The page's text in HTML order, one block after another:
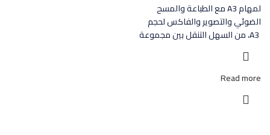
لمهام A3 مع الطباعة والمسح
الضوئي والتصوير والفاكس لحجم
A3 ‎، من السهل التنقل بين مجموعة
Read more